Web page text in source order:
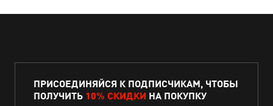
ПРИСОЕДИНЯЙСЯ К ПОДПИСЧИКАМ, ЧТОБЫ
ПОЛУЧИТЬ 10% СКИДКИ НА ПОКУПКУ